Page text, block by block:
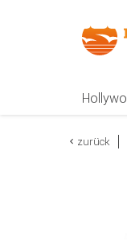
zurück